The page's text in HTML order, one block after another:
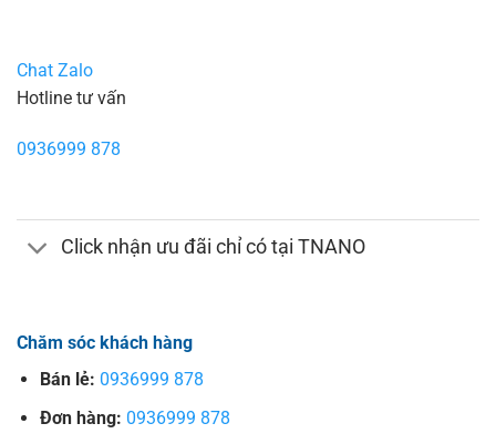
Chat Zalo
Hotline tư vấn
0936999 878
Click nhận ưu đãi chỉ có tại TNANO
Chăm sóc khách hàng
Bán lẻ: 0936999 878
Đơn hàng: 0936999 878